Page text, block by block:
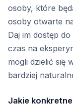
osoby, które
osoby otwarte
Daj im dostęp
czas na
mogli dzielić się
bardziej
Jakie